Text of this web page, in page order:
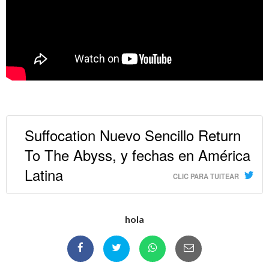
Suffocation Nuevo Sencillo Return
To The Abyss, y fechas en América
Latina
CLIC PARA TUITEAR
hola